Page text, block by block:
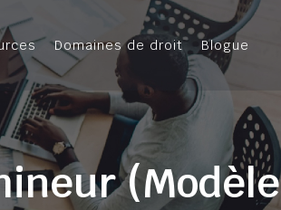
Domaines de droit Blogue
(Modèle